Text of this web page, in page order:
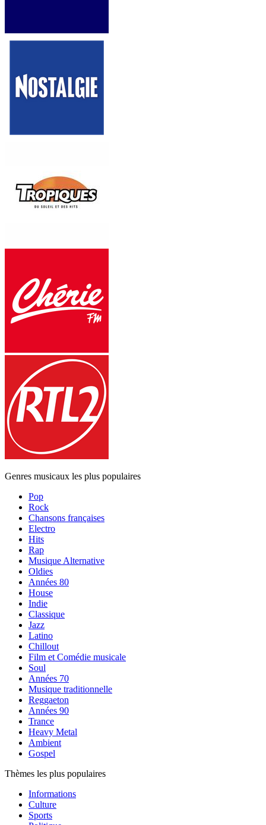
Genres musicaux les plus populaires
Pop
Rock
Chansons françaises
Electro
Hits
Rap
Musique Alternative
Oldies
Années 80
House
Indie
Classique
Jazz
Latino
Chillout
Film et Comédie musicale
Soul
Années 70
Musique traditionnelle
Reggaeton
Années 90
Trance
Heavy Metal
Ambient
Gospel
Thèmes les plus populaires
Informations
Culture
Sports